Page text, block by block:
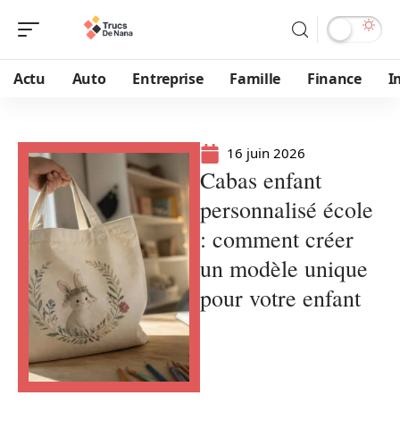
Actu Auto Entreprise Famille Finance
16 juin 2026
Cabas enfant
personnalisé école
: comment créer
un modèle unique
pour votre enfant